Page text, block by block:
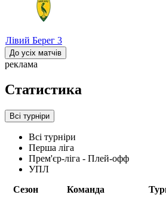
Лівий Берег 3
До усіх матчів
реклама
Статистика
Всі турніри
Всі турніри
Перша ліга
Прем'єр-ліга - Плей-офф
УПЛ
Сезон
Команда